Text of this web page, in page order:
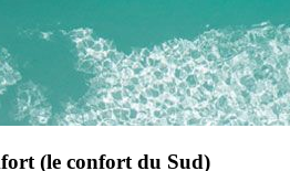
(le confort du Sud)